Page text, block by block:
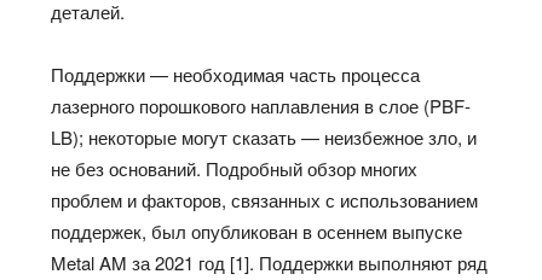
деталей.
Поддержки — необходимая часть процесса
лазерного порошкового наплавления в слое (PBF-
LB); некоторые могут сказать — неизбежное зло, и
не без оснований. Подробный обзор многих
проблем и факторов, связанных с использованием
поддержек, был опубликован в осеннем выпуске
Metal AM за 2021 год [1]. Поддержки выполняют ряд